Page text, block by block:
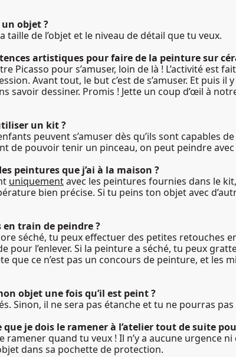
objet ?
taille de l’objet et le niveau de détail que tu veux.
artistiques pour faire de la peinture sur
Picasso pour s’amuser, loin de là ! L’activité est
Avant tout, le but c’est de s’amuser. Et puis il
dessiner. Promis ! Jette un coup d’œil à
un kit ?
peuvent s’amuser dès qu’ils sont capables
de pouvoir tenir un pinceau, on peut peindre
peintures que j’ai à la maison ?
uniquementavec les peintures fournies dans le
bien précise. Si tu peins ton objet avec
en train de peindre ?
séché, tu peux effectuer des petites retouches
pour l’enlever. Si la peinture a séché, tu peux
que ce n’est pas un concours de peinture, et les
objet une fois qu’il est peint ?
Sinon, il ne sera pas étanche et tu ne pourras pas
je dois le ramener à l’atelier tout de suite
quand tu veux ! Il n’y a aucune urgence
dans sa pochette de protection.